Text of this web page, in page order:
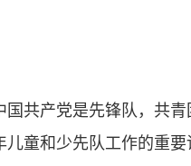
产党是先锋队，共青
童和少先队工作的重